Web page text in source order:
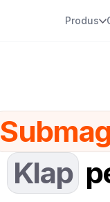
Produs
Klap